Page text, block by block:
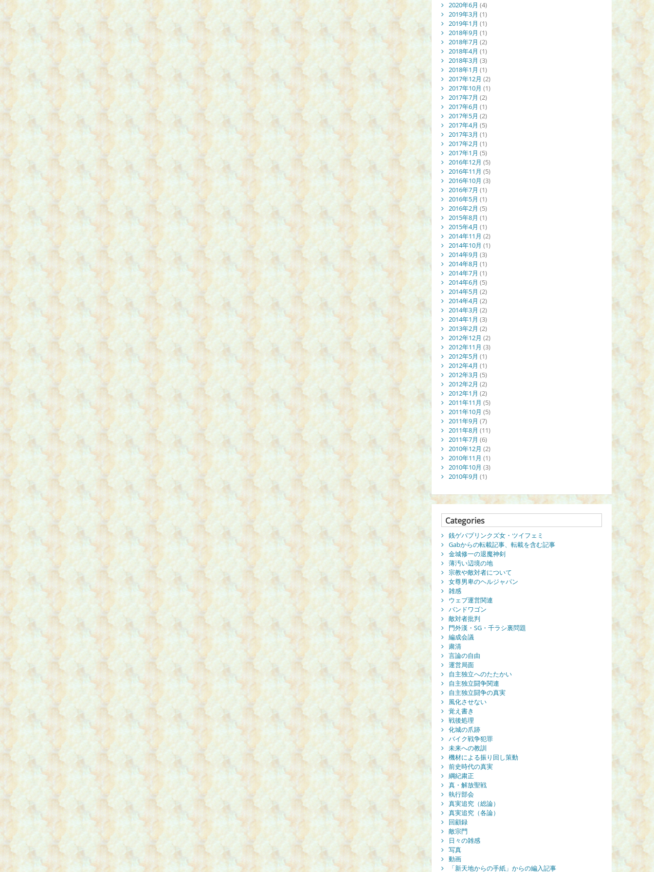
2020年6月 (4)
2019年3月 (1)
2019年1月 (1)
2018年9月 (1)
2018年7月 (2)
2018年4月 (1)
2018年3月 (3)
2018年1月 (1)
2017年12月 (2)
2017年10月 (1)
2017年7月 (2)
2017年6月 (1)
2017年5月 (2)
2017年4月 (5)
2017年3月 (1)
2017年2月 (1)
2017年1月 (5)
2016年12月 (5)
2016年11月 (5)
2016年10月 (3)
2016年7月 (1)
2016年5月 (1)
2016年2月 (5)
2015年8月 (1)
2015年4月 (1)
2014年11月 (2)
2014年10月 (1)
2014年9月 (3)
2014年8月 (1)
2014年7月 (1)
2014年6月 (5)
2014年5月 (2)
2014年4月 (2)
2014年3月 (2)
2014年1月 (3)
2013年2月 (2)
2012年12月 (2)
2012年11月 (3)
2012年5月 (1)
2012年4月 (1)
2012年3月 (5)
2012年2月 (2)
2012年1月 (2)
2011年11月 (5)
2011年10月 (5)
2011年9月 (7)
2011年8月 (11)
2011年7月 (6)
2010年12月 (2)
2010年11月 (1)
2010年10月 (3)
2010年9月 (1)
Categories
銭ゲバプリンクズ女・ツイフェミ
Gabからの転載記事、転載を含む記事
金城修一の退魔神剣
薄汚い辺境の地
宗教や敵対者について
女尊男卑のヘルジャパン
雑感
ウェブ運営関連
バンドワゴン
敵対者批判
門外漢・SG・千ラシ裏問題
編成会議
粛清
言論の自由
運営局面
自主独立へのたたかい
自主独立闘争関連
自主独立闘争の真実
風化させない
覚え書き
戦後処理
化城の爪跡
バイク戦争犯罪
未来への教訓
機材による振り回し策動
前史時代の真実
綱紀粛正
真・解放聖戦
執行部会
真実追究（総論）
真実追究（各論）
回顧録
敵宗門
日々の雑感
写真
動画
「新天地からの手紙」からの編入記事